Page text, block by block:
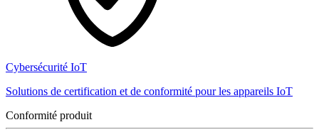
Cybersécurité IoT
Solutions de certification et de conformité pour les appareils IoT
Conformité produit